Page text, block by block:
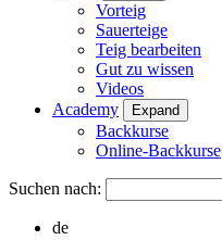
Vorteig
Sauerteige
Teig bearbeiten
Gut zu wissen
Videos
Academy
Expand
Backkurse
Online-Backkurse
Suchen nach:
de